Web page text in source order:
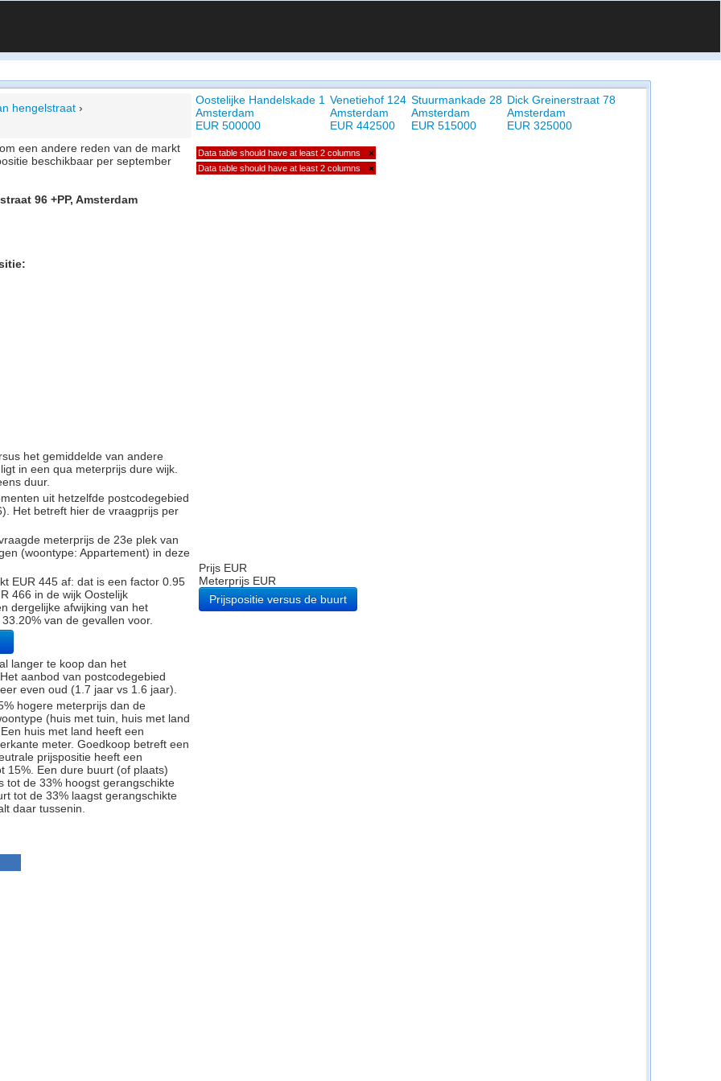
hengelstraat ›
een andere reden van de markt
beschikbaar per september
96 +PP, Amsterdam
het gemiddelde van andere
in een qua meterprijs dure wijk.
duur.
uit hetzelfde postcodegebied
Het betreft hier de vraagprijs per
meterprijs de 23e plek van
(woontype: Appartement) in deze
EUR 445 af: dat is een factor 0.95
466 in de wijk Oostelijk
dergelijke afwijking van het
van de gevallen voor.
langer te koop dan het
aanbod van postcodegebied
even oud (1.7 jaar vs 1.6 jaar).
hogere meterprijs dan de
(huis met tuin, huis met land
huis met land heeft een
meter. Goedkoop betreft een
prijspositie heeft een
15%. Een dure buurt (of plaats)
tot de 33% hoogst gerangschikte
tot de 33% laagst gerangschikte
daar tussenin.
Oostelijke Handelskade 1
Amsterdam
EUR 500000
Venetiehof 124
Amsterdam
EUR 442500
Stuurmankade 28
Amsterdam
EUR 515000
Dick Greinerstraat 78
Amsterdam
EUR 325000
Data table should have at least 2 columns ×
Data table should have at least 2 columns ×
Prijs EUR
Meterprijs EUR
Prijspositie versus de buurt